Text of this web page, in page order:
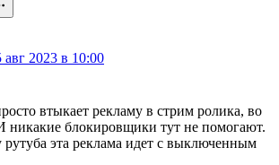
авг 2023 в 10:00
втыкает рекламу в стрим ролика, во
никакие блокировщики тут не помогают.
рутуба эта реклама идет с выключенным